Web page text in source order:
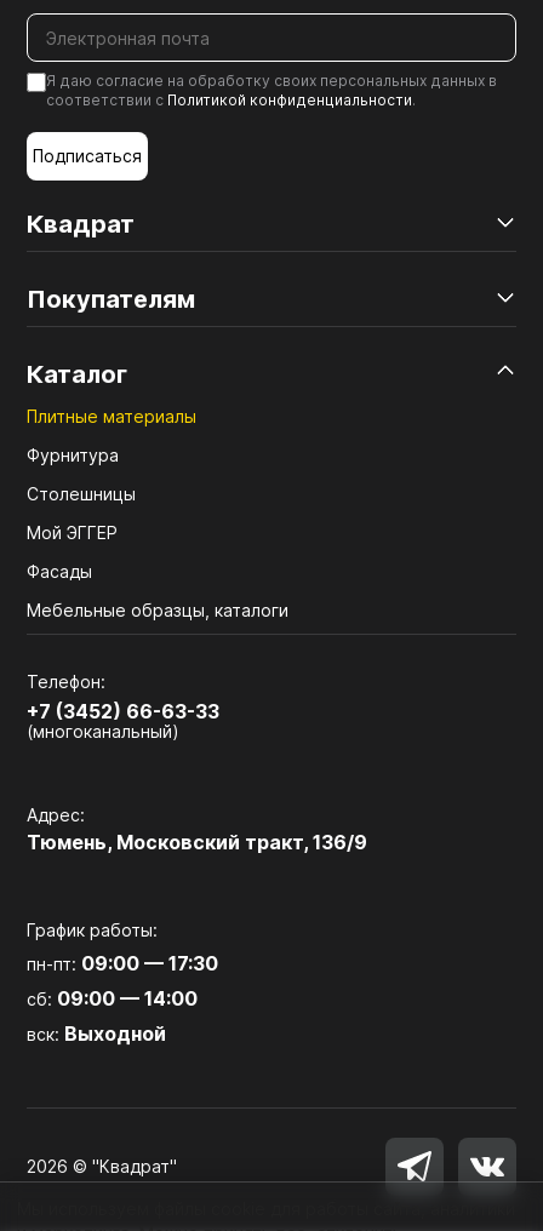
Квадрат
Покупателям
Каталог
Плитные материалы
Фурнитура
Столешницы
Мой ЭГГЕР
Фасады
Мебельные образцы, каталоги
Телефон:
+7 (3452) 66-63-33
(многоканальный)
Адрес:
Тюмень, Московский тракт, 136/9
График работы:
пн-пт: 09:00 — 17:30
сб: 09:00 — 14:00
вск: Выходной
Я даю согласие на обработку своих персональных данных в
соответствии с Политикой конфиденциальности.
Подписаться
2026 © "Квадрат"